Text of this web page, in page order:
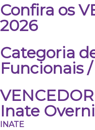
Confira os
2026
Categoria
Funcionais
VENCEDOR
Inate
INATE